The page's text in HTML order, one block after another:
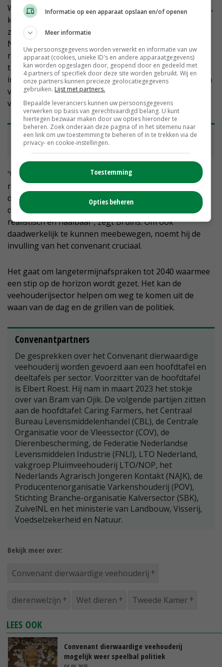
Wanneer de overheid met de AMvB's naar buiten komt,
komen die eerst zes weken ter visie te liggen, de
zogenoemde internetconsultatie. Alle burgers van
Nederland hebben dan de mogelijkheid om te
reageren. Gelijktijdig voert de overheid nog diverse
toetsen uit. De resultaten daarvan en de reacties op de
internetconsultatie worden betrokken bij het opstellen
van een ontwerp-AMvB. Dat wordt vervolgens
voorgelegd aan het parlement.
• Lees ook: Internetconsultatie over dierwaardige
veehouderij uitgesteld
'We leven in een welvarend land waar mensen de
ruimte hebben om na te denken over dierenwelzijn en
daar wat van te vinden. Daar is geen ontkomen aan en
daar moeten we met elkaar in meebewegen. Maar wel
realistisch en haalbaar', zegt Bruins. Om ook
daadwerkelijk te kunnen meebewegen, noemt hij de
invulling van het convenant cruciaal.
Het gaat om langetermijnafspraken tot 2040 waarmee
een stip op de horizon wordt gezet. Het kan de
veehouderijsector helpen om weg te komen uit de
waan van de dag en de grillen van de politiek.
Convenantpartners
De gesprekken over het Convenant dierwaardige
veehouderij worden gevoerd aan een hoofdtafel en
deeltafels per sector. Voorzitter van de hoofdtafel
is Elbert Roest. Hij nam in maart 2023 het stokje
over van Bram van Ojik. De volgende partijen zitten
aan de hoofdtafel: Caring Farmers, het Centraal
Bureau Levensmiddelenhandel (CBL), de Centrale
Organisatie voor de Vleessector (COV), de
Dierenbescherming, de Federatie Nederlandse
Levensmiddelen Industrie (FNLI), LTO Nederland,
vakgroep Pluimveehouderij LTO/NOP, het
Nederlands Agrarisch Jongeren Kontakt (NAJK), de
Producentenorganisatie Varkenshouderij (POV),
Stichting Branche-organisatie Kalversector (SBK),
ZuivelNL en het ministerie van Landbouw, Visserij,
Voedselzekerheid en Natuur.
Bekijk meer over:
Convenant dierwaardige veehouderij
dierenwelzijn Wet dieren Tweede Kamer
LEES OOK
Convenant dierwaardige veehouderij
mogelijk weer speelbal politiek
Informatie op een apparaat opslaan en/of openen
Meer informatie
Uw persoonsgegevens worden verwerkt en informatie van uw
apparaat (cookies, unieke ID's en andere apparaatgegevens)
kan worden opgeslagen door, geopend door en gedeeld met
4 partners of specifiek door deze site worden gebruikt. Wij en
onze partners kunnen precieze geolocatiegegevens
gebruiken. Lijst met partners.
Bepaalde leveranciers kunnen uw persoonsgegevens
verwerken op basis van gerechtvaardigd belang. U kunt
hiertegen bezwaar maken door uw opties hieronder te
beheren. Zoek onderaan deze pagina of in het sitemenu naar
een link om uw toestemming te beheren of in te trekken via de
privacy- en cookie-instellingen.
Toestemming
Opties beheren